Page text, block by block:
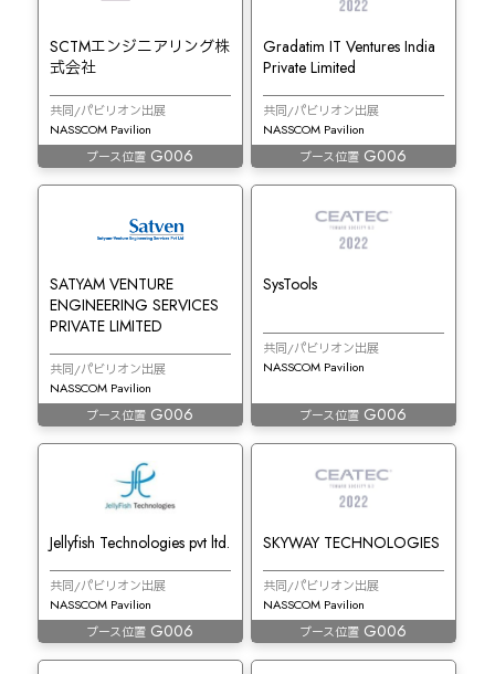
SCTMエンジニアリング株
式会社
共同/パビリオン出展
NASSCOM Pavilion
ブース位置 G006
Gradatim IT Ventures India
Private Limited
共同/パビリオン出展
NASSCOM Pavilion
ブース位置 G006
SATYAM VENTURE
ENGINEERING SERVICES
PRIVATE LIMITED
共同/パビリオン出展
NASSCOM Pavilion
ブース位置 G006
SysTools
共同/パビリオン出展
NASSCOM Pavilion
ブース位置 G006
Jellyfish Technologies pvt ltd.
共同/パビリオン出展
NASSCOM Pavilion
ブース位置 G006
SKYWAY TECHNOLOGIES
共同/パビリオン出展
NASSCOM Pavilion
ブース位置 G006